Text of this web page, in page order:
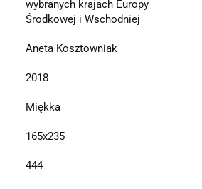
wybranych krajach Europy
Środkowej i Wschodniej
Aneta Kosztowniak
2018
Miękka
165x235
444